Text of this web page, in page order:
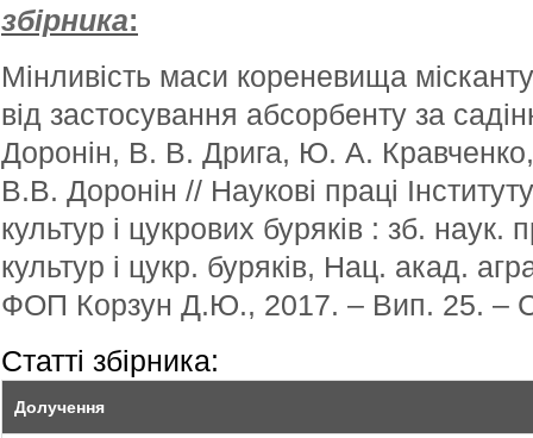
збірника:
Мінливість маси кореневища
від застосування абсорбенту за
Доронін, В. В. Дрига, Ю. А. Кравченко,
В.В. Доронін // Наукові праці
культур і цукрових буряків : зб. наук.
культур і цукр. буряків, Нац. акад.
ФОП Корзун Д.Ю., 2017. – Вип. 25. –
Статті збірника:
Долучення